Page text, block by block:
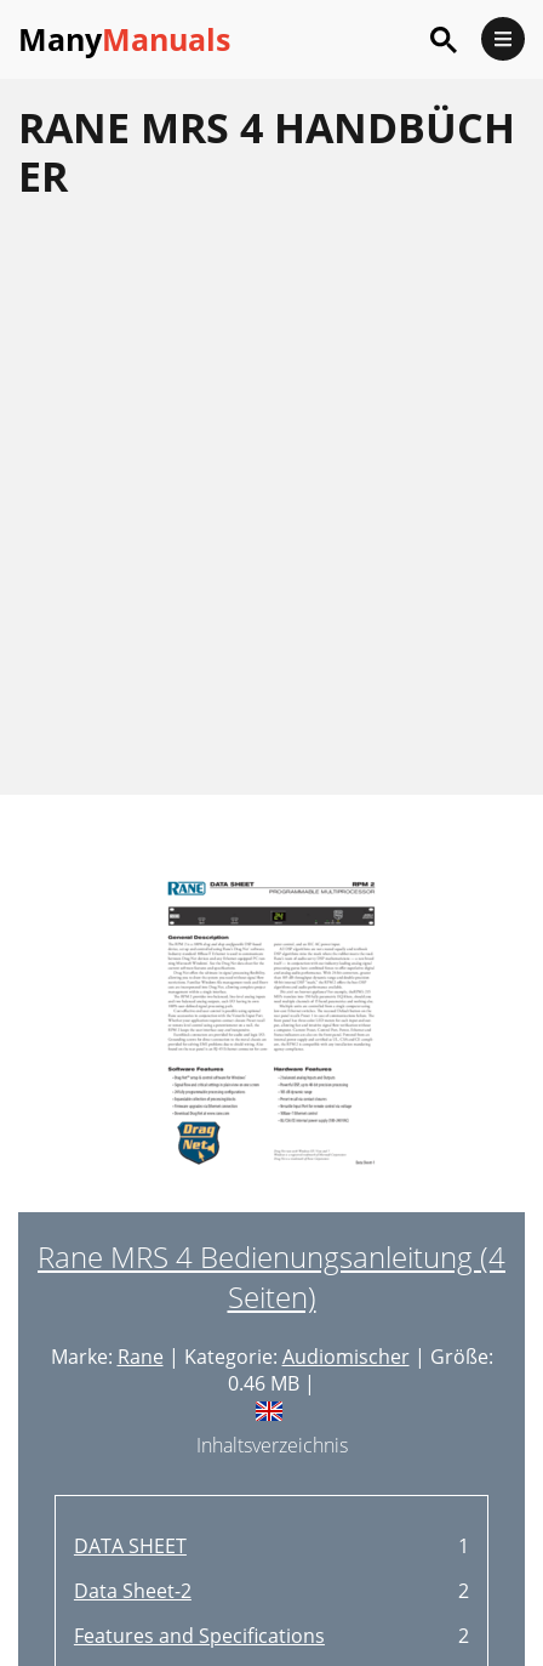
ManyManuals
RANE MRS 4 HANDBÜCH
ER
Rane MRS 4 Bedienungsanleitung (4
Seiten)
Marke: Rane | Kategorie: Audiomischer| Größe:
0.46 MB |
Inhaltsverzeichnis
DATA SHEET
1
Data Sheet-2
2
Features and Speciﬁcations
2